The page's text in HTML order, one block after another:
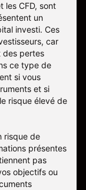
les CFD, sont
un
investi. Ces
car
des pertes
ce type de
si vous
et si
risque élevé de
risque de
présentes
pas
objectifs ou